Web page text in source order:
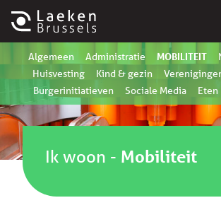
Algemeen Administratie MOBILITEIT
Huisvesting
Kind & gezin
Burgerinitiatieven
Sociale Media Eten
Ik woon - Mobiliteit